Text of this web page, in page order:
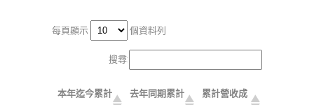
每頁顯示 個資料列
搜尋:
本年迄今累計
去年同期累計
累計營收成